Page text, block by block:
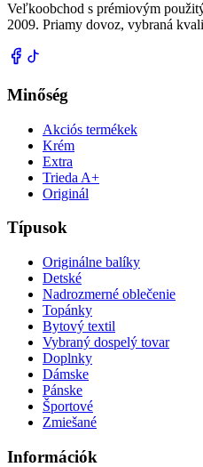
Veľkoobchod s prémiovým
2009. Priamy dovoz, vybraná
Minőség
Akciós termékek
Krém
Extra
Trieda A+
Originál
Típusok
Originálne balíky
Detské
Nadrozmerné oblečenie
Topánky
Bytový textil
Vybraný dospelý tovar
Doplnky
Dámske
Pánske
Športové
Zmiešané
Információk